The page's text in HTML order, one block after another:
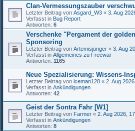
Clan-Vermessungszauber
Letzter Beitrag von Asgard_W3 « 3. Aug
Verfasst in Bug Report
Antworten: 6
Verschenke "Pergament der
Sponsoring
Letzter Beitrag von Artemisjünger « 3. Aug
Verfasst in Allgemeines zu Freewar
Antworten: 1165
Neue Spezialisierung: Wissens-
Letzter Beitrag von iceman128 « 2. Aug
Verfasst in Ankündigungen
Antworten: 42
Geist der Sontra Fahr [W1]
Letzter Beitrag von Farmer « 2. Aug 2026,
Verfasst in Ankündigungen
Antworten: 8